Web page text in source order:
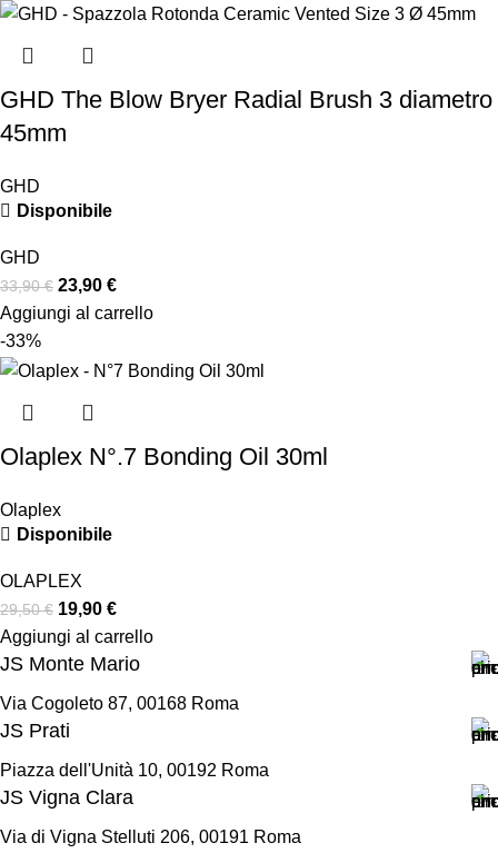
GHD The Blow Bryer Radial Brush 3 diametro
45mm
GHD
Disponibile
GHD
33,90€ 23,90 €
Aggiungi al carrello
-33%
Olaplex N°.7 Bonding Oil 30ml
Olaplex
Disponibile
OLAPLEX
29,50€ 19,90 €
Aggiungi al carrello
JS Monte Mario
Via Cogoleto 87, 00168 Roma
JS Prati
Piazza dell'Unità 10, 00192 Roma
JS Vigna Clara
Via di Vigna Stelluti 206, 00191 Roma